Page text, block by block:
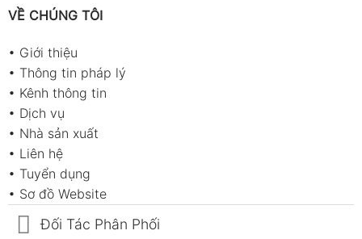
VỀ CHÚNG TÔI
• Giới thiệu
• Thông tin pháp lý
• Kênh thông tin
• Dịch vụ
• Nhà sản xuất
• Liên hệ
• Tuyển dụng
• Sơ đồ Website
Đối Tác Phân Phối